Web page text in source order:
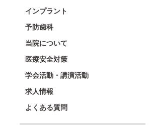
インプラント
予防歯科
当院について
医療安全対策
学会活動・講演活動
求人情報
よくある質問